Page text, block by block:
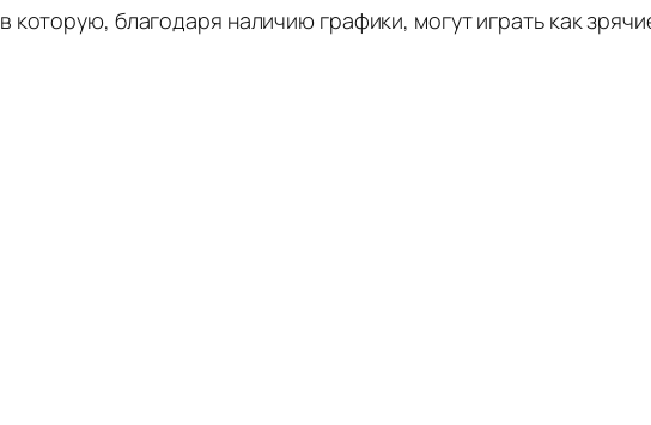
в которую, благодаря наличию графики, могут играть как